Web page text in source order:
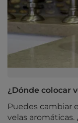
¿Dónde colocar
Puedes cambiar
velas